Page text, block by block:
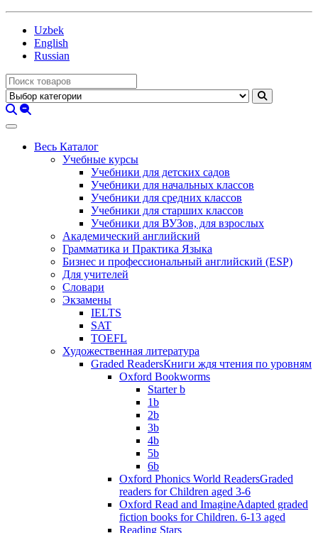
Uzbek
English
Russian
Весь Каталог
Учебные курсы
Учебники для детских садов
Учебники для начальных классов
Учебники для средних классов
Учебники для старших классов
Учебники для ВУЗов, для взрослых
Академический английский
Грамматика и Практика Языка
Бизнес и профессиональный английский (ESP)
Для учителей
Словари
Экзамены
IELTS
SAT
TOEFL
Художественная литература
Graded ReadersКниги ждя чтения по уровням
Oxford Bookworms
Starter b
1b
2b
3b
4b
5b
6b
Oxford Phonics World ReadersGraded
readers for Children aged 3-6
Oxford Read and ImagineAdapted graded
fiction books for Children. 6-13 aged
Reading Stars